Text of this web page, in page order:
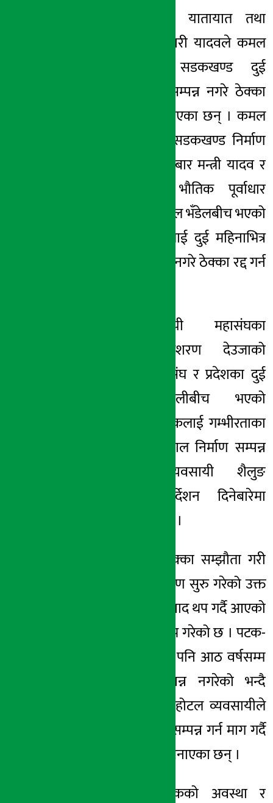
भक्तपुर । भौतिक यातायात तथा
पूर्वाधारमन्त्री रेणुकुमारी यादवले कमल
विनायक-नगरकोट सडकखण्ड दुई
महिनाभित्र निर्माण सम्पन्न नगरे ठेक्का
सम्झौता रद्द गर्ने बताएका छन् । कमल
विनायक–नगरकोट सडकखण्ड निर्माण
सम्पन्न गर्नेबारेमा बुधबार मन्त्री यादव र
बागमती प्रदेशका भौतिक पूर्वाधार
विकासमन्त्री कृष्णलाल भँडेलबीच भएको
छलफलमा उनीहरुलाई दुई महिनाभित्र
सडक निर्माण सम्पन्न नगरे ठेक्का रद्द गर्न
निर्माण व्यवसायी महासंघका
पूर्वमहासचिव रामशरण देउजाको
समन्वयमा बुधबार संघ र प्रदेशका दुई
मन्त्रीसहितको टोलीबीच भएको
छलफलमा उक्त सडकलाई गम्भीरताका
साथ लिएकाले तत्काल निर्माण सम्पन्न
गर्न निर्माण व्यवसायी शैलुङ
कन्स्ट्रक्सनलाई निर्देशन दिनेबारेमा
छलफल भएको थियो ।
निर्माण कम्पनीले ठेक्का सम्झौता गरी
२०७०/०७१ मा निर्माण सुरु गरेको उक्त
सडक पटक–पटक म्याद थप गर्दै आएको
र अहिले पुनः म्याद थप गरेको छ । पटक-
पटक म्याद थप गरेर पनि आठ वर्षसम्म
सडक निर्माण सम्पन्न नगरेको भन्दै
स्थानीय बासिन्दा र होटल व्यवसायीले
छिटो सडक निर्माण सम्पन्न गर्न माग गर्दै
आन्दोलन समिति नै बनाएका छन् ।
मन्त्री भँडेलले सडकको अवस्था र